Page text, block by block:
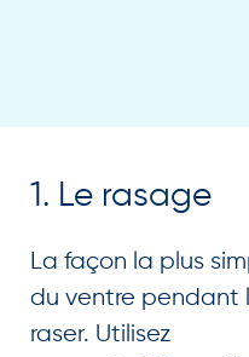
1. Le rasage
La façon la plus
du ventre pendant
raser. Utilisez